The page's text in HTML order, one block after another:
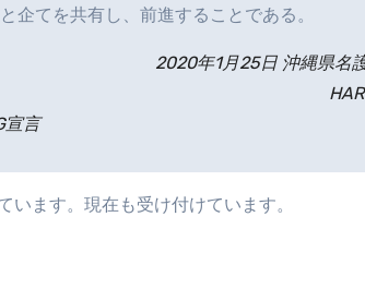
企てを共有し、前進することである。
2020年1月25日 沖縄県名
宣言
います。現在も受け付けています。